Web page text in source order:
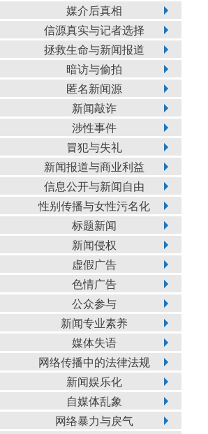
媒介后真相
信源真实与记者选择
拯救生命与新闻报道
暗访与偷拍
匿名新闻源
新闻敲诈
涉性事件
冒犯与失礼
新闻报道与商业利益
信息公开与新闻自由
性别传播与女性污名化
标题新闻
新闻侵权
虚假广告
色情广告
公众参与
新闻专业素养
媒体失语
网络传播中的法律法规
新闻娱乐化
自媒体乱象
网络暴力与戾气